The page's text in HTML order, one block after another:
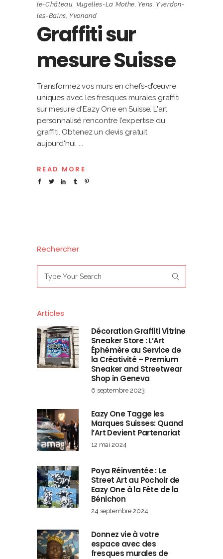
le-Château, Vugelles-La Mothe, Yens, Yverdon-
les-Bains, Yvonand
Graffiti sur
mesure Suisse
Transformez vos murs en chefs-d'œuvre
uniques avec les fresques murales graffiti
sur mesure d'Eazy One en Suisse. L'art
personnalisé rencontre l'expertise du
graffiti. Obtenez un devis gratuit
aujourd'hui.
READ MORE
Rechercher
for:
Articles
Décoration Graffiti Vitrine
Sneaker Store : L’Art
Éphémère au Service de
la Créativité – Premium
Sneaker and Streetwear
Shop in Geneva
6 septembre 2023
Eazy One Tagge les
Marques Suisses: Quand
l’Art Devient Partenariat
12 mai 2024
Poya Réinventée : Le
Street Art au Pochoir de
Eazy One à la Fête de la
Bénichon
24 septembre 2024
Donnez vie à votre
espace avec des
fresques murales de